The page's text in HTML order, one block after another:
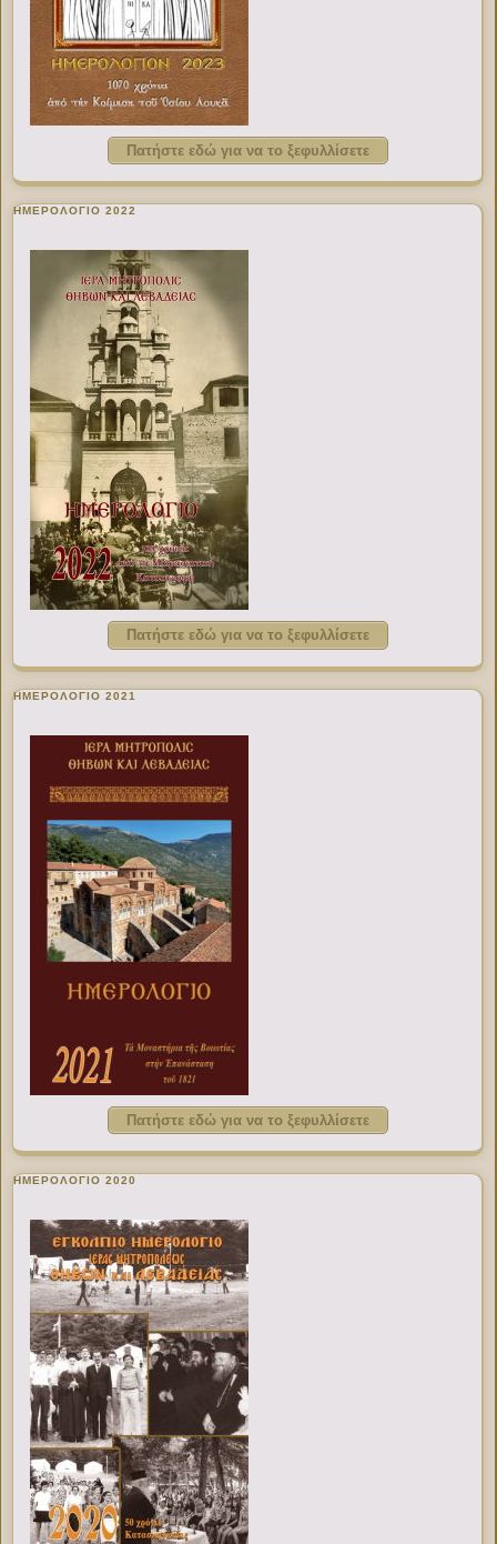
Πατήστε εδώ για να το ξεφυλλίσετε
ΗΜΕΡΟΛΟΓΙΟ 2022
Πατήστε εδώ για να το ξεφυλλίσετε
ΗΜΕΡΟΛΟΓΙΟ 2021
Πατήστε εδώ για να το ξεφυλλίσετε
ΗΜΕΡΟΛΟΓΙΟ 2020